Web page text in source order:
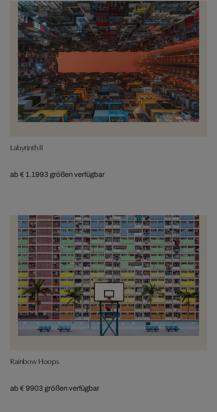
Labyrinth II
ab € 1.1993 größen verfügbar
Rainbow Hoops
ab € 9903 größen verfügbar